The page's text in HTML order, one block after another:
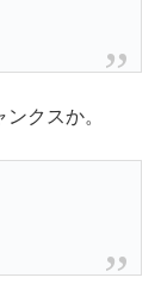
クスか。